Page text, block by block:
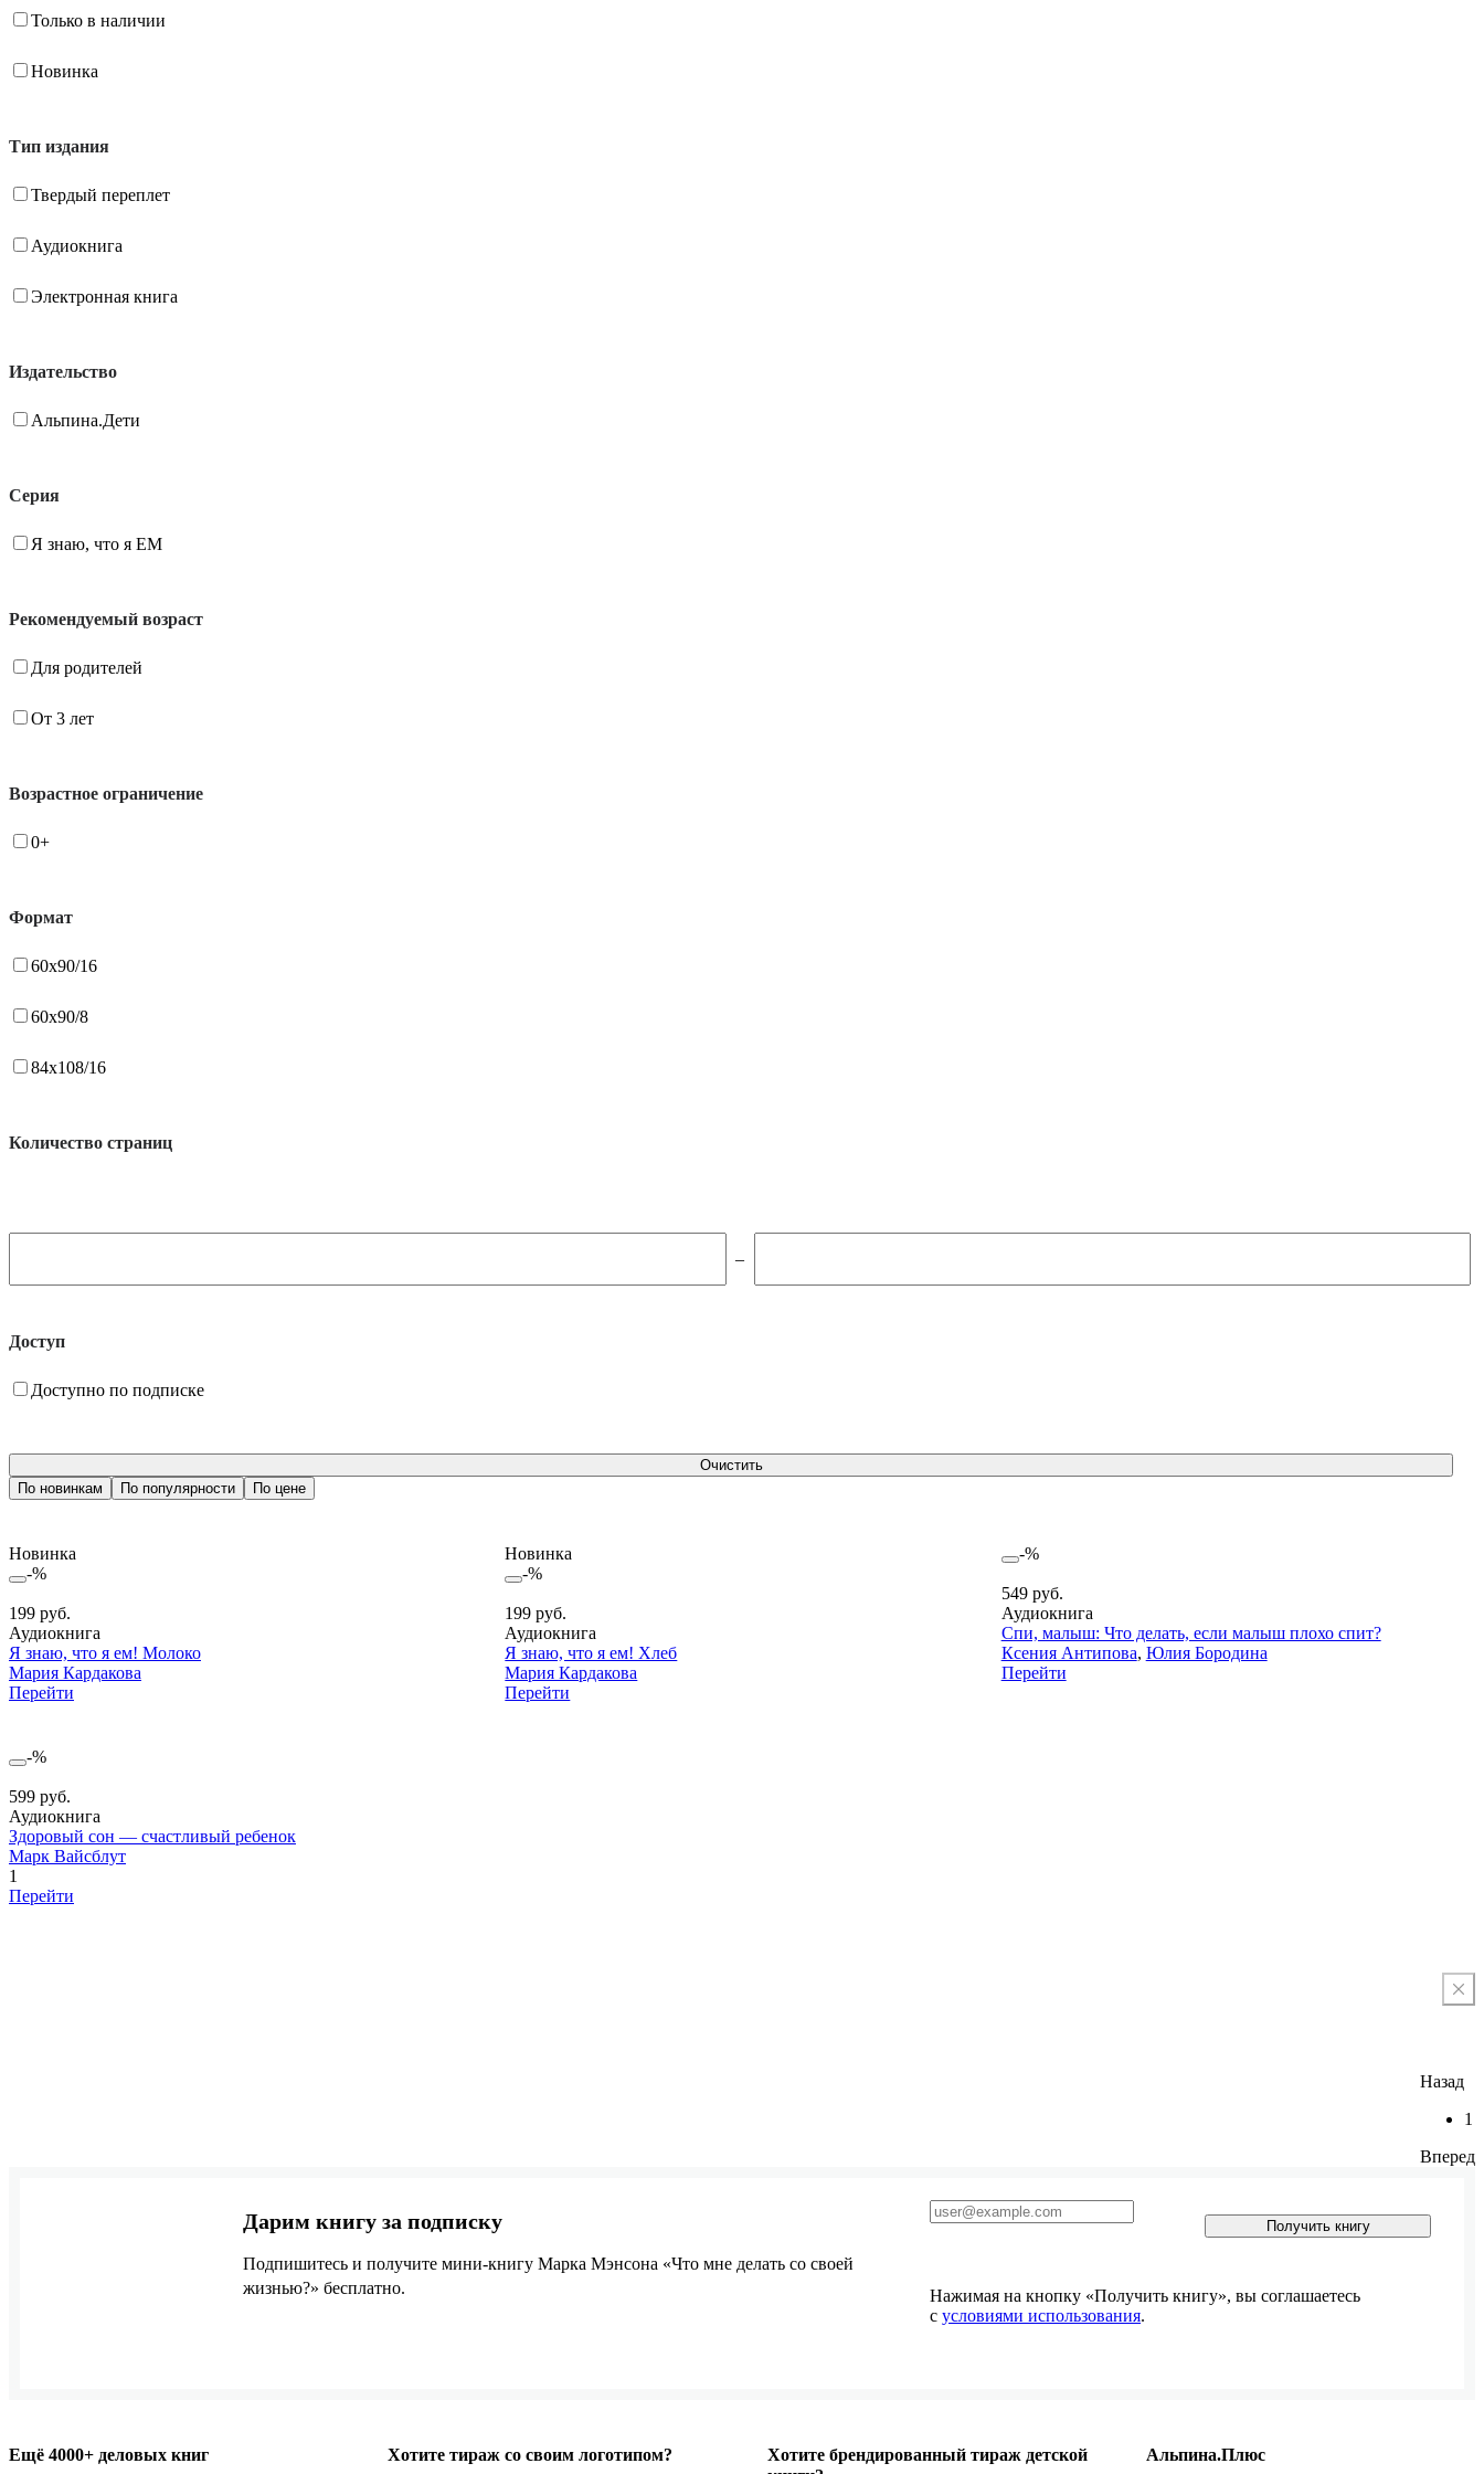
Только в наличии
Новинка
Тип издания
Твердый переплет
Аудиокнига
Электронная книга
Издательство
Альпина.Дети
Серия
Я знаю, что я ЕМ
Рекомендуемый возраст
Для родителей
От 3 лет
Возрастное ограничение
0+
Формат
60x90/16
60x90/8
84x108/16
Количество страниц
–
Доступ
Доступно по подписке
Очистить
По новинкам
По популярности По цене
Новинка
-%
199 руб.
Аудиокнига
Я знаю, что я ем! Молоко
Мария Кардакова
Перейти
Новинка
-%
199 руб.
Аудиокнига
Я знаю, что я ем! Хлеб
Мария Кардакова
Перейти
-%
549 руб.
Аудиокнига
Спи, малыш: Что делать, если малыш плохо спит?
Ксения Антипова, Юлия Бородина
Перейти
-%
599 руб.
Аудиокнига
Здоровый сон — счастливый ребенок
Марк Вайсблут
1
Перейти
Назад
1
Вперед
Дарим книгу за подписку
Подпишитесь и получите мини-книгу Марка Мэнсона «Что мне делать со своей
жизнью?» бесплатно.
Получить книгу
Нажимая на кнопку «Получить книгу», вы соглашаетесь
с условиями использования.
Ещё 4000+ деловых книг Хотите тираж со своим логотипом?
Хотите брендированный тираж детской
Альпина.Плюс